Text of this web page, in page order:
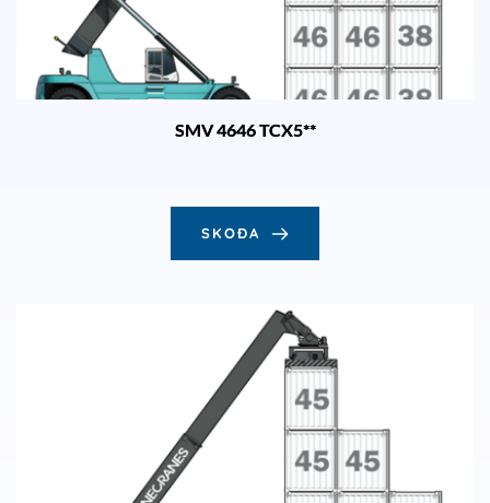
SMV 4646 TCX5**
SKOÐA